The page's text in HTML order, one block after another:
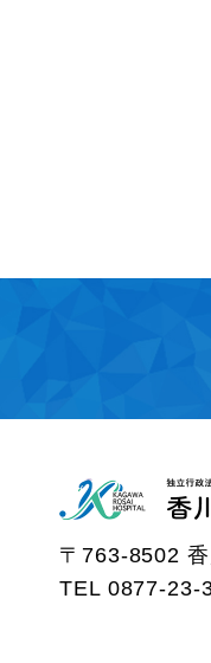
〒763-8502
TEL 0877-23-